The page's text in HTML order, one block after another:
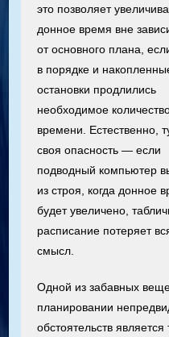
это позволяет
донное время вне
от основного плана,
в порядке и
остановки продлились
необходимое
времени. Естественно,
своя опасность — если
подводный компьютер
из строя, когда донное
будет увеличено,
расписание потеряет
смысл.
Одной из забавных
планировании
обстоятельств является